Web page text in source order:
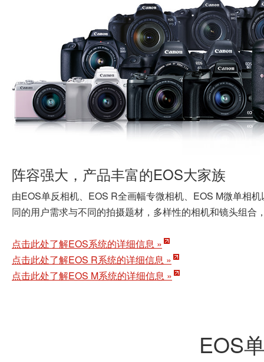
阵容强大，产品丰富的EOS大家族
由EOS单反相机、EOS R全画幅专微相机、EOS M微单相
同的用户需求与不同的拍摄题材，多样性的相机和镜头组合
点击此处了解EOS系统的详细信息 »
点击此处了解EOS R系统的详细信息 »
点击此处了解EOS M系统的详细信息 »
EOS